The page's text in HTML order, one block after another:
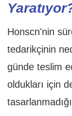
Honscn'nin
tedarikçinin
günde teslim
oldukları için